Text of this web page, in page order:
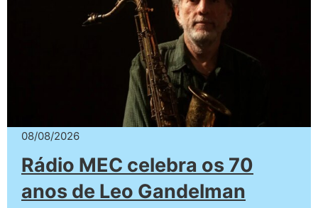
08/08/2026
Rádio MEC celebra os 70
anos de Leo Gandelman